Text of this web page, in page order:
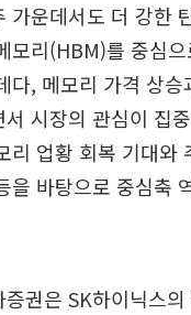
가운데서도 더 강한
모리(HBM)를 중심
다, 메모리 가격 상승
시장의 관심이 집
리 업황 회복 기대와
을 바탕으로 중심축
권은 SK하이닉스